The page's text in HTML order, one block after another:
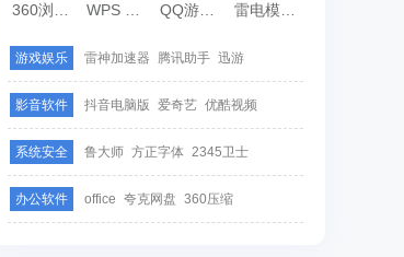
雷电模拟器
游戏娱乐 雷神加速器 腾讯助手 迅游
影音软件 抖音电脑版 爱奇艺 优酷视频
系统安全 鲁大师 方正字体 2345卫士
办公软件 office 夸克网盘 360压缩